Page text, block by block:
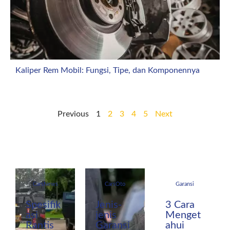
Kaliper Rem Mobil: Fungsi, Tipe, dan Komponennya
Previous 1 2 3 4 5 Next
CarsNews
Spesifik
asi
Rantis
CarsOto
Jenis-
jenis
Garansi
Garansi
3 Cara
Menget
ahui